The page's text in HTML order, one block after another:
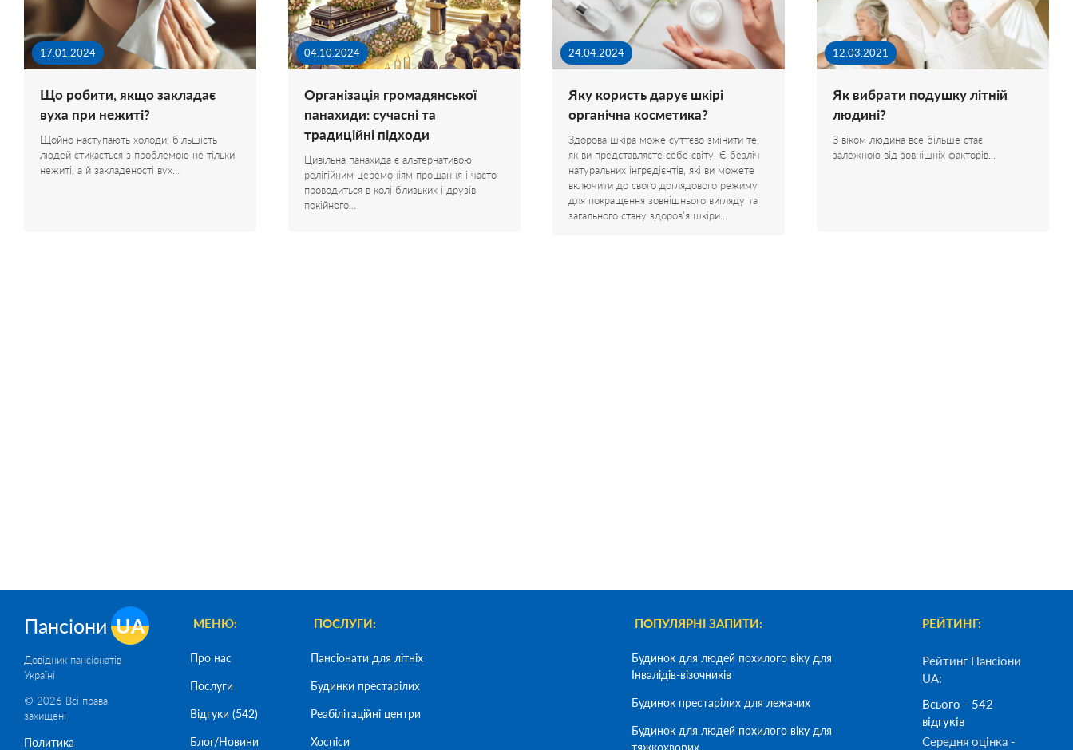
17.01.2024
Що робити, якщо закладає
вуха при нежиті?
Щойно наступають холоди, більшість
людей стикається з проблемою не тільки
нежиті, а й закладеності вух…
04.10.2024
Організація громадянської
панахиди: сучасні та
традиційні підходи
Цивільна панахида є альтернативою
релігійним церемоніям прощання і часто
проводиться в колі близьких і друзів
покійного…
24.04.2024
Яку користь дарує шкірі
органічна косметика?
Здорова шкіра може суттєво змінити те,
як ви представляєте себе світу. Є безліч
натуральних інгредієнтів, які ви можете
включити до свого доглядового режиму
для покращення зовнішнього вигляду та
загального стану здоров'я шкіри…
12.03.2021
Як вибрати подушку літній
людині?
З віком людина все більше стає
залежною від зовнішніх факторів…
Пансіони UA
Довідник пансіонатів
Україні
© 2026 Всі права
захищені
Политика
МЕНЮ:
Про нас
Послуги
Відгуки (542)
Блог/Новини
ПОСЛУГИ:
Пансіонати для літніх
Будинки престарілих
Реабілітаційні центри
Хоспіси
ПОПУЛЯРНІ ЗАПИТИ:
Будинок для людей похилого віку для
Інвалідів-візочників
Будинок престарілих для лежачих
Будинок для людей похилого віку для
тяжкохворих
РЕЙТИНГ:
Рейтинг Пансіони
UA:
Всього - 542
відгуків
Середня оцінка -